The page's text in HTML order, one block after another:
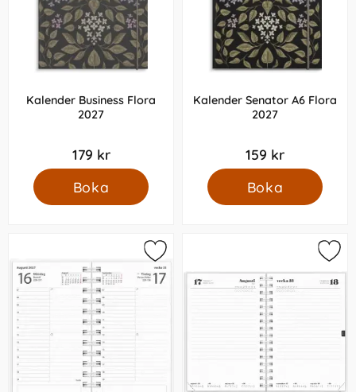
Kalender Business Flora
2027
179 kr
Boka
Kalender Senator A6 Flora
2027
159 kr
Boka